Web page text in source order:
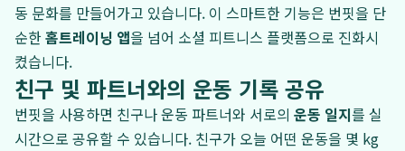
동 문화를 만들어가고 있습니다. 이 스마트한 기능은 번핏을 단
순한홈트레이닝 앱을 넘어 소셜 피트니스 플랫폼으로 진화시
켰습니다.
친구 및 파트너와의 운동 기록 공유
번핏을 사용하면 친구나 운동 파트너와 서로의 운동 일지를 실
시간으로 공유할 수 있습니다. 친구가 오늘 어떤 운동을 몇 kg